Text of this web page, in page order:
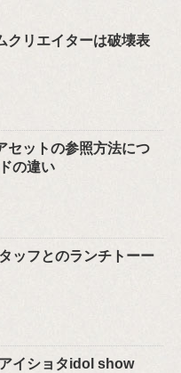
クリエイターは破壊表
セットの参照方法につ
の違い
ッフとのランチトーー
イショタidol show